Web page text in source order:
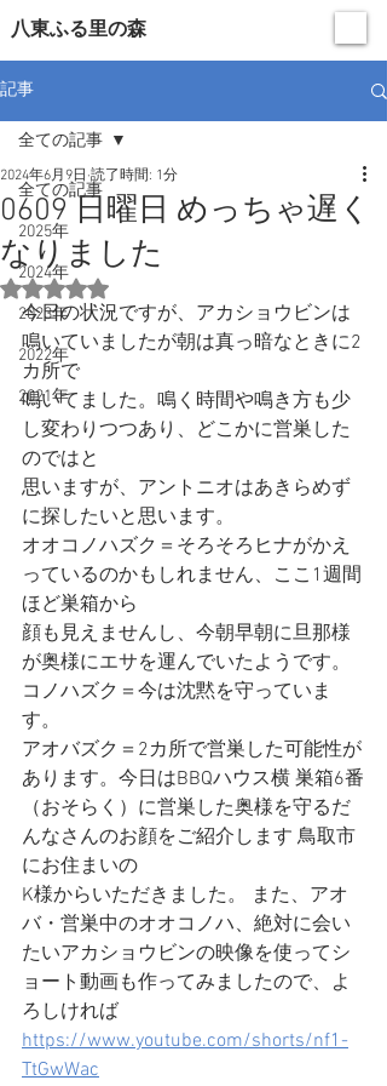
​八東ふる里の森
記事
全ての記事
2025年
2024年
2023年
2022年
2021年
全ての記事
0609 日曜日 めっちゃ遅く
なりました
2024年6月9日 読了時間: 1分
5つ星のうちNaNと評価されています。
今日の状況ですが、アカショウビンは
鳴いていましたが朝は真っ暗なときに2
カ所で
鳴いてました。鳴く時間や鳴き方も少
し変わりつつあり、どこかに営巣した
のではと
思いますが、アントニオはあきらめず
に探したいと思います。
オオコノハズク＝そろそろヒナがかえ
っているのかもしれません、ここ1週間
ほど巣箱から
顔も見えませんし、今朝早朝に旦那様
が奥様にエサを運んでいたようです。
コノハズク＝今は沈黙を守っていま
す。
アオバズク＝2カ所で営巣した可能性が
あります。今日はBBQハウス横 巣箱6番
（おそらく）に営巣した奥様を守るだ
んなさんのお顔をご紹介します 鳥取市
にお住まいの
K様からいただきました。 また、アオ
バ・営巣中のオオコノハ、絶対に会い
たいアカショウビンの映像を使ってシ
ョート動画も作ってみましたので、よ
ろしければ
https://www.youtube.com/shorts/nf1-
TtGwWac